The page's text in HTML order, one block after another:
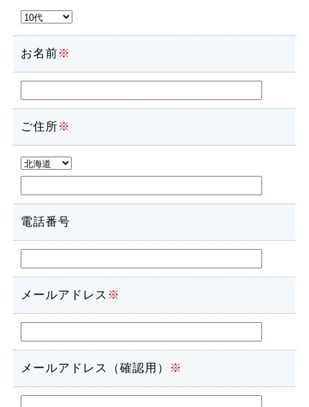
お名前※
ご住所※
電話番号
メールアドレス ※
メールアドレス（確認用） ※